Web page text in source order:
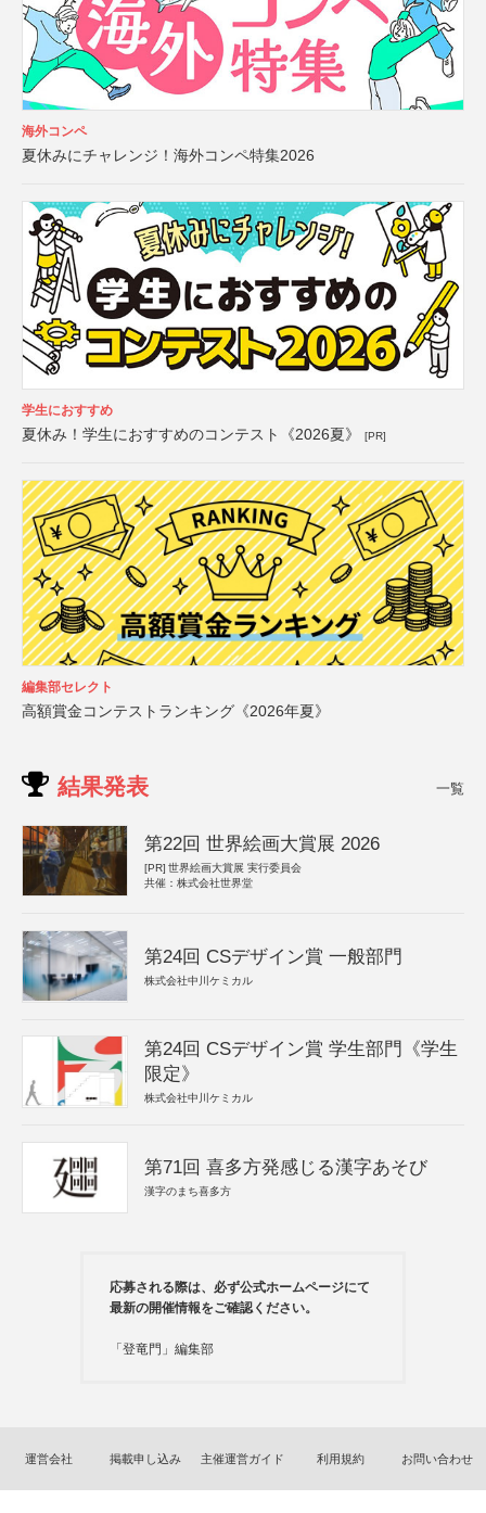
海外コンペ
夏休みにチャレンジ！海外コンペ特集2026
学生におすすめ
夏休み！学生におすすめのコンテスト《2026夏》 [PR]
編集部セレクト
高額賞金コンテストランキング《2026年夏》
結果発表 一覧
第22回 世界絵画大賞展 2026
[PR] 世界絵画大賞展 実行委員会
共催：株式会社世界堂
第24回 CSデザイン賞 一般部門
株式会社中川ケミカル
第24回 CSデザイン賞 学生部門《学生
限定》
株式会社中川ケミカル
第71回 喜多方発感じる漢字あそび
漢字のまち喜多方
応募される際は、必ず公式ホームページにて
最新の開催情報をご確認ください。
「登竜門」編集部
運営会社 掲載申し込み 主催運営ガイド 利用規約 お問い合わせ